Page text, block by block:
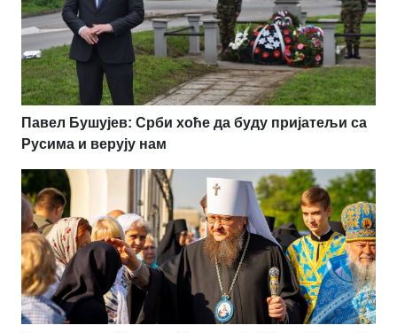
Павел Бушујев: Срби хоће да буду пријатељи са
Русима и верују нам